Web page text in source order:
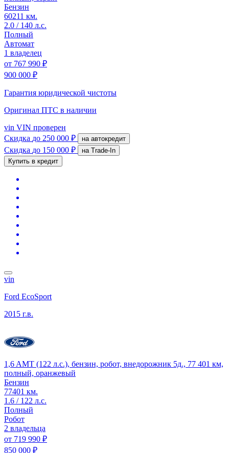
Бензин
60211 км.
2.0 / 140 л.с.
Полный
Автомат
1 владелец
от 767 990 ₽
900 000 ₽
Гарантия юридической чистоты
Оригинал ПТС в наличии
vin VIN проверен
Скидка до 250 000 ₽ на автокредит
Скидка до 150 000 ₽
на Trade-In
Купить в кредит
vin
Ford EcoSport
2015 г.в.
1,6 AMT (122 л.с.), бензин, робот, внедорожник 5д., 77 401 км,
полный, оранжевый
Бензин
77401 км.
1.6 / 122 л.с.
Полный
Робот
2 владельца
от 719 990 ₽
850 000 ₽